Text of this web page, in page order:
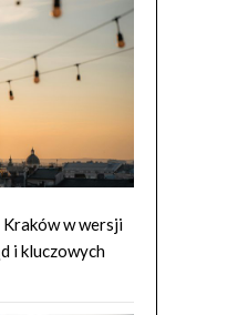
w wersji
i kluczowych